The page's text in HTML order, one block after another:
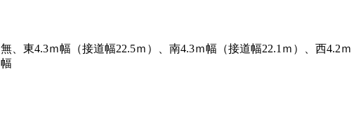
無、東4.3ｍ幅（接道幅22.5ｍ）、南4.3ｍ幅（接道幅22.1ｍ）、西4.2ｍ
幅